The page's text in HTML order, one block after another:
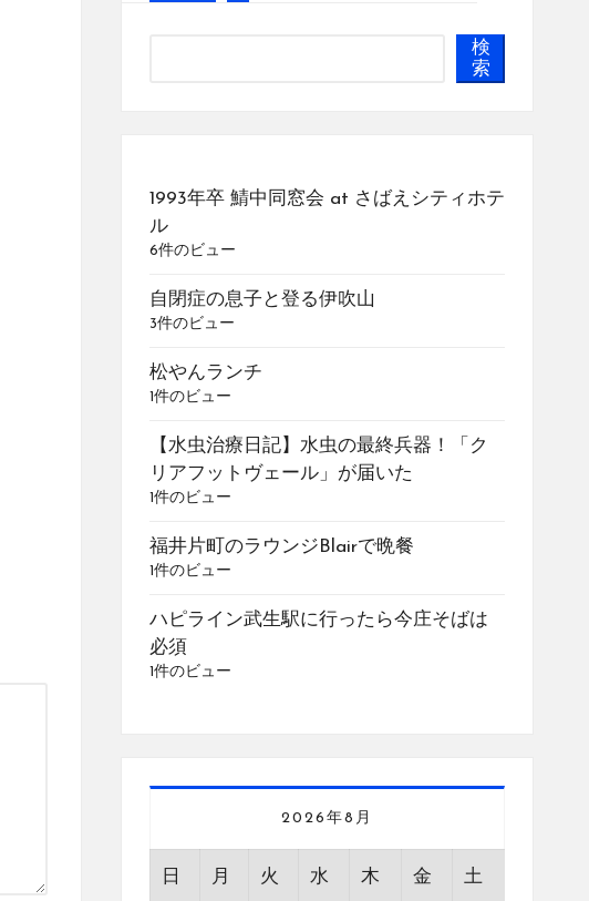
検
索
1993年卒 鯖中同窓会 at さばえシティホテ
ル
6件のビュー
自閉症の息子と登る伊吹山
3件のビュー
松やんランチ
1件のビュー
【水虫治療日記】水虫の最終兵器！「ク
リアフットヴェール」が届いた
1件のビュー
福井片町のラウンジBlairで晩餐
1件のビュー
ハピライン武生駅に行ったら今庄そばは
必須
1件のビュー
2026年8月
日 月 火 水 木 金 土